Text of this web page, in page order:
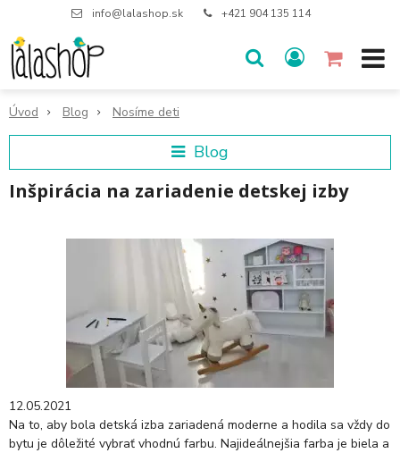
info@lalashop.sk +421 904 135 114
Úvod Blog Nosíme deti
Blog
Inšpirácia na zariadenie detskej izby
12.05.2021
Na to, aby bola detská izba zariadená moderne a hodila sa vždy do
bytu je dôležité vybrať vhodnú farbu. Najideálnejšia farba je biela a